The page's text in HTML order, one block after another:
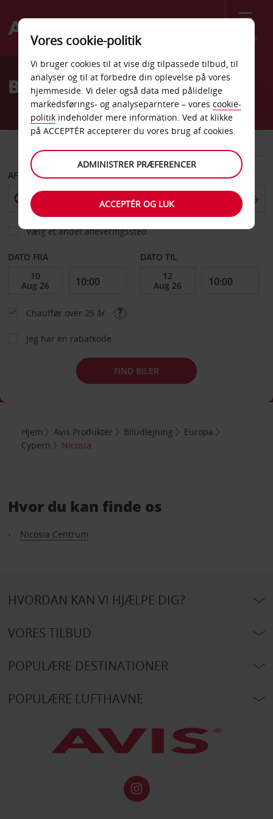
Menu
Welcome
AvisBilleje Nicosia
AFHENT FRA
Vælg et andet afleveringssted
DATO FRA DATO TIL
Chauffør over 25 år
Jeg har en rabatkode
FIND BILER
Hjem Avis Produkter Biludlejning
Europa
Cypern
Nicosia
Hvor du kan finde os
Nicosia Centrum
HVORDAN KAN VI HJÆLPE DIG?
VORES TILBUD
POPULÆRE DESTINATIONER
POPULÆRE LUFTHAVNE
Vores cookie-politik
Vi bruger cookies til at vise dig tilpassede tilbud, til
analyser og til at forbedre din oplevelse på vores
hjemmeside. Vi deler også data med pålidelige
markedsførings- og analyseparntere – vores cookie-
politik indeholder mere information. Ved at klikke
på ACCEPTÉR accepterer du vores brug af cookies.
ADMINISTRER PRÆFERENCER
ACCEPTÉR OG LUK